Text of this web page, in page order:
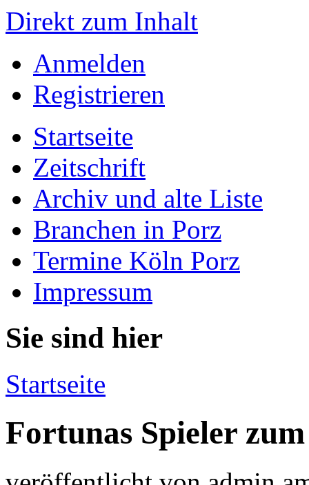
Direkt zum Inhalt
Anmelden
Registrieren
Startseite
Zeitschrift
Archiv und alte Liste
Branchen in Porz
Termine Köln Porz
Impressum
Sie sind hier
Startseite
Fortunas Spieler